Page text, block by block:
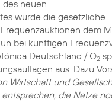
neuen
wurde die gesetzliche
dem
bei künftigen
Deutschland / O2
aus. Dazu
Wirtschaft und
die Netze